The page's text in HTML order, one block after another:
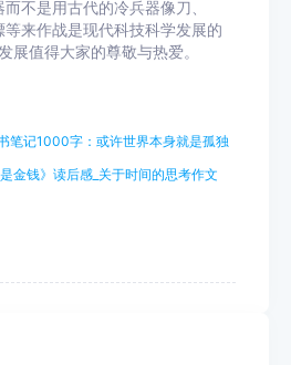
不是用古代的冷兵器像刀、
来作战是现代科技科学发展的
展值得大家的尊敬与热爱。
笔记1000字：或许世界本身就是孤独
是金钱》读后感_关于时间的思考作文